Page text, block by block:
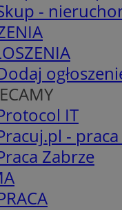
-
IT
-
Zabrze